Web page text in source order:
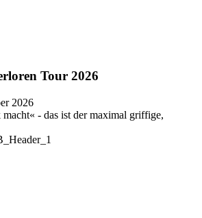
Tour 2026
2026
- das ist der maximal griffige,